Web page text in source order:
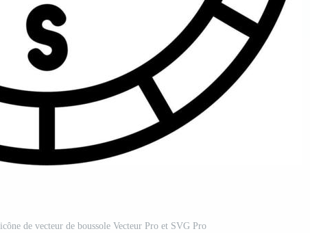
icône de vecteur de boussole Vecteur Pro et SVG Pro